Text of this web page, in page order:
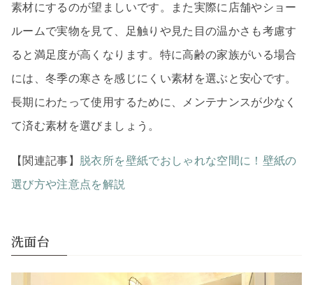
素材にするのが望ましいです。また実際に店舗やショー
ルームで実物を見て、足触りや見た目の温かさも考慮す
ると満足度が高くなります。特に高齢の家族がいる場合
には、冬季の寒さを感じにくい素材を選ぶと安心です。
長期にわたって使用するために、メンテナンスが少なく
て済む素材を選びましょう。
【関連記事】 脱衣所を壁紙でおしゃれな空間に！壁紙の
選び方や注意点を解説
洗面台